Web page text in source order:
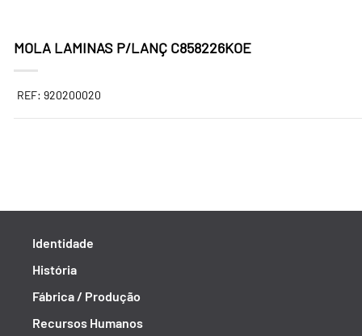
MOLA LAMINAS P/LANÇ C858226KOE
REF: 920200020
Identidade
História
Fábrica / Produção
Recursos Humanos